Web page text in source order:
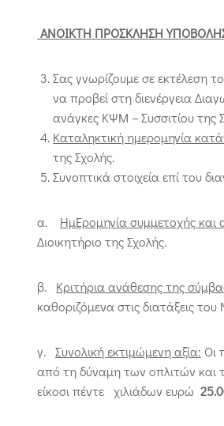
ΑΝΟΙΚΤΗ ΠΡΟΣΚΛΗΣΗ
Σας γνωρίζουμε σε εκτέλεση
να προβεί στη διενέργεια
ανάγκες ΚΨΜ – Συσσιτίου της
Καταληκτική ημερομηνία
της Σχολής.
Συνοπτικά στοιχεία επί του
α. ΗμΕρομηνία συμμετοχής
Διοικητήριο της Σχολής.
β. Κριτήρια ανάθεσης της
καθοριζόμενα στις διατάξεις
γ. Συνολική εκτιμώμενη αξία: Οι
από τη δύναμη των οπλιτών και
είκοσι πέντε χιλιάδων ευρώ